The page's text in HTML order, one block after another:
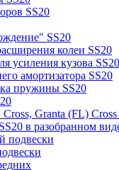
SS20
SS20
колеи SS20
усиления кузова SS20
амортизатора SS20
пружины SS20
Granta (FL) Cross
в разобранном
подвески